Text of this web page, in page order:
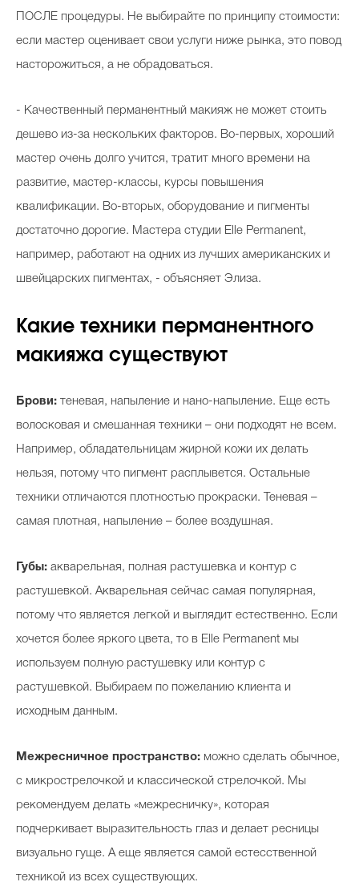
ПОСЛЕ процедуры. Не выбирайте по принципу стоимости:
если мастер оценивает свои услуги ниже рынка, это повод
насторожиться, а не обрадоваться.
- Качественный перманентный макияж не может стоить
дешево из-за нескольких факторов. Во-первых, хороший
мастер очень долго учится, тратит много времени на
развитие, мастер-классы, курсы повышения
квалификации. Во-вторых, оборудование и пигменты
достаточно дорогие. Мастера студии Elle Permanent,
например, работают на одних из лучших американских и
швейцарских пигментах, - объясняет Элиза.
Какие техники перманентного
макияжа существуют
Брови: теневая, напыление и нано-напыление. Еще есть
волосковая и смешанная техники – они подходят не всем.
Например, обладательницам жирной кожи их делать
нельзя, потому что пигмент расплывется. Остальные
техники отличаются плотностью прокраски. Теневая –
самая плотная, напыление – более воздушная.
Губы: акварельная, полная растушевка и контур с
растушевкой. Акварельная сейчас самая популярная,
потому что является легкой и выглядит естественно. Если
хочется более яркого цвета, то в Elle Permanent мы
используем полную растушевку или контур с
растушевкой. Выбираем по пожеланию клиента и
исходным данным.
Межресничное пространство: можно сделать обычное,
с микрострелочкой и классической стрелочкой. Мы
рекомендуем делать «межресничку», которая
подчеркивает выразительность глаз и делает ресницы
визуально гуще. А еще является самой естесственной
техникой из всех существующих.